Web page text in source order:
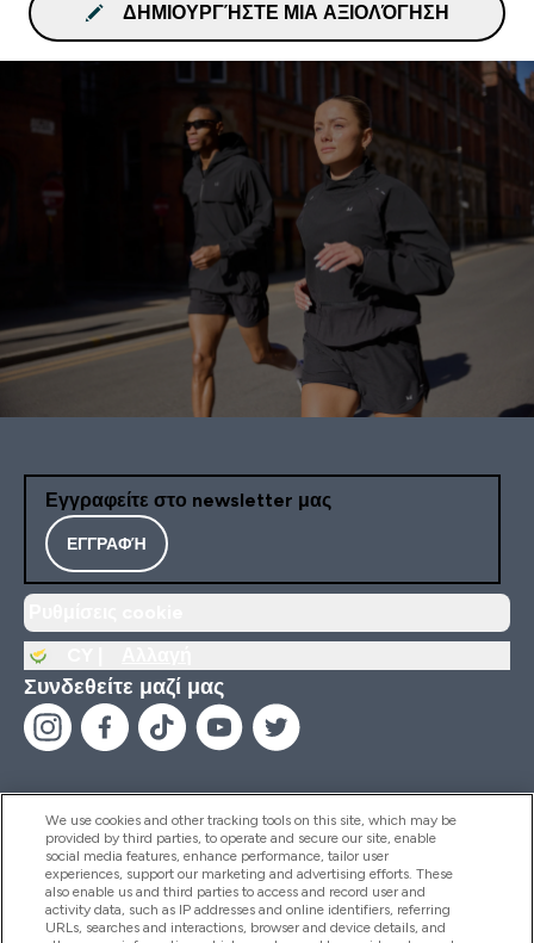
ΔΗΜΙΟΥΡΓΉΣΤΕ ΜΙΑ ΑΞΙΟΛΌΓΗΣΗ
Εγγραφείτε στο newsletter μας
ΕΓΓΡΑΦΉ
Συνδεθείτε μαζί μας
Βοήθεια & Πληροφορίες
Προϊόντα
We use cookies and other tracking tools on this site, which may be
provided by third parties, to operate and secure our site, enable
social media features, enhance performance, tailor user
experiences, support our marketing and advertising efforts. These
also enable us and third parties to access and record user and
activity data, such as IP addresses and online identifiers, referring
URLs, searches and interactions, browser and device details, and